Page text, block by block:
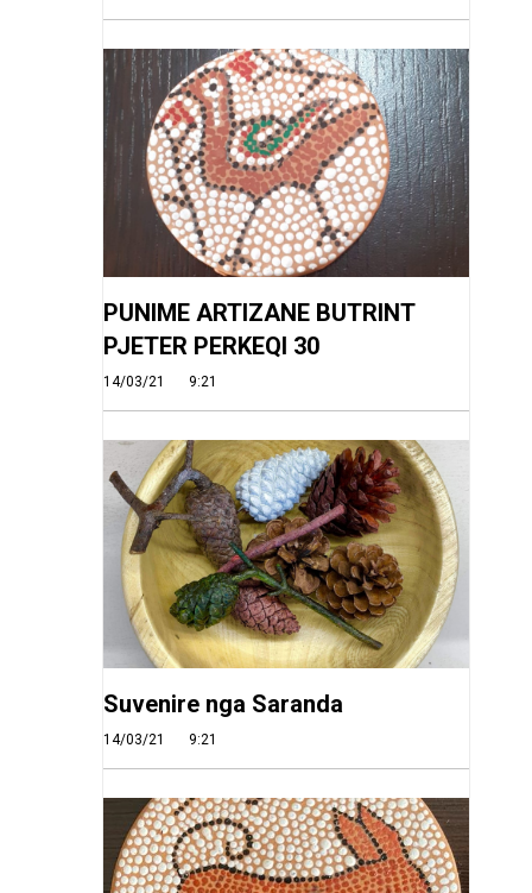
PUNIME ARTIZANE BUTRINT
PJETER PERKEQI 30
14/03/21 9:21
Suvenire nga Saranda
14/03/21 9:21